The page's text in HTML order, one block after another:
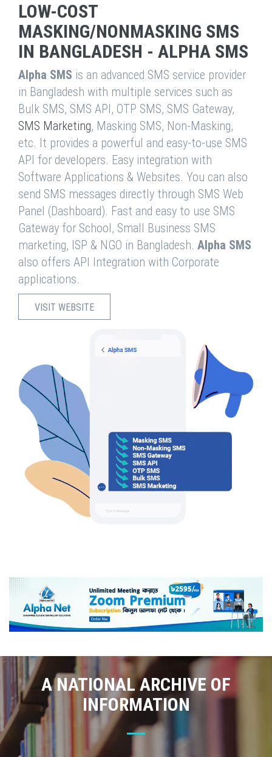
LOW-COST
MASKING/NONMASKING SMS
IN BANGLADESH - ALPHA SMS
Alpha SMS is an advanced SMS service provider
in Bangladesh with multiple services such as
Bulk SMS, SMS API, OTP SMS, SMS Gateway,
SMS Marketing, Masking SMS, Non-Masking,
etc. It provides a powerful and easy-to-use SMS
API for developers. Easy integration with
Software Applications & Websites. You can also
send SMS messages directly through SMS Web
Panel (Dashboard). Fast and easy to use SMS
Gateway for School, Small Business SMS
marketing, ISP & NGO in Bangladesh. Alpha SMS
also offers API Integration with Corporate
applications.
VISIT WEBSITE
A NATIONAL ARCHIVE OF
INFORMATION